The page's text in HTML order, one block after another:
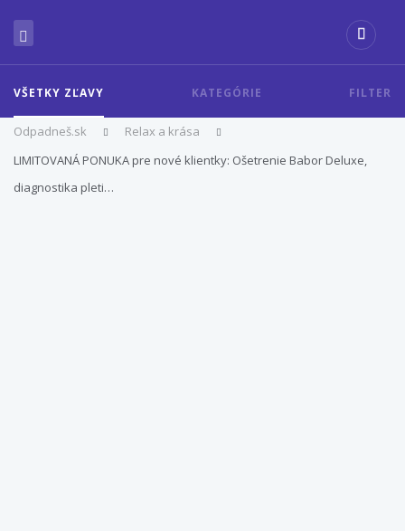
VŠETKY ZĽAVY KATEGÓRIE FILTER
Odpadneš.sk
Relax a krása
LIMITOVANÁ PONUKA pre nové klientky: Ošetrenie Babor Deluxe,
diagnostika pleti…